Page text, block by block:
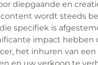
diepgaande en
content wordt steeds
specifiek is
impact hebben
het inhuren van